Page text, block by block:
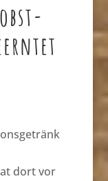
dort vor